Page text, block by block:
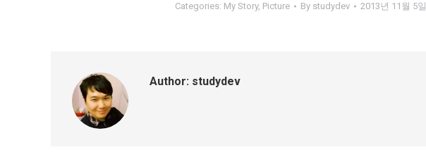
Categories: My Story, Picture By studydev 2013년 11월 5일
Author: studydev